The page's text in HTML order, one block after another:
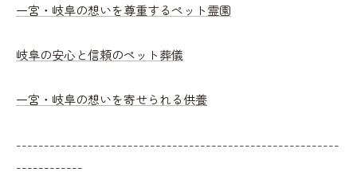
一宮・岐阜の想いを尊重するペット霊園
岐阜の安心と信頼のペット葬儀
一宮・岐阜の想いを寄せられる供養
----------------------------------------------------------
------------